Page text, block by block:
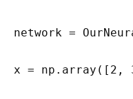
network =
x = np.array([2,